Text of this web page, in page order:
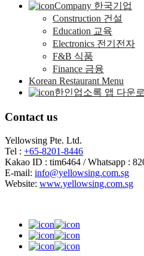
Company 한국기업
Construction 건설
Education 교육
Electronics 전기전자
F&B 식품
Finance 금융
Korean Restaurant Menu
한인업소록 앱 다운
Contact us
Yellowsing Pte. Ltd.
Tel : +65-8201-8446
Kakao ID : tim6464 / Whatsapp :
E-mail: info@yellowsing.com.sg
Website: www.yellowsing.com.sg